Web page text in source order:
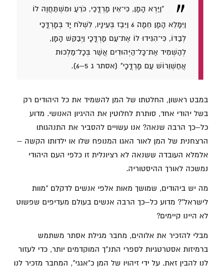
"וַיַּרְא הָמָן, כִּי־אֵין מָרְדֳּכַי, כֹּרֵעַ וּמִשְׁתַּחֲוֶה לוֹ
וַיִּמָּלֵא הָמָן חֵמָה׃ 6 וַיִּבֶז בְּעֵינָיו, לִשְׁלֹח יָד בְּמָרְדֳּכַי
לְבַדּוֹ, כִּי־הִגִּידוּ לוֹ אֶת־עַם מָרְדֳּכָי וַיְבַקֵּשׁ הָמָן,
לְהַשְׁמִיד אֶת־כָּל־הַיְּהוּדִים אֲשֶׁר בְּכָל־מַלְכוּת
אֲחַשְׁוֵרוֹשׁ עַם מָרְדֳּכָי" (אסתר ג 5–6).
במבט ראשון, החלטתו של המן להשמיד את כל היהודים רק
בשל יהודי אחד, סותרת לחלוטין את ההיגיון האנושי. מדוע
כל–כך הרבה שנאה? אנו עשויים להסביר את התנהגותו
הרצחנית של המן לאור האגו המנופח שלו או ילדותו הקשה –
אלמלא העובדה ששנאה לא רציונלית זו כלפי העם היהודי
נמשכה לאורך ההיסטוריה.
מה יש ביהודים, שמושך מאות אלפי אנשים לדקלם "מוות
לישראל"? מדוע כל–כך הרבה אנשים בעולם מעדיפים שפשוט
לא היינו קיימים?
מבלי להזכיר את אלוהים, מחבר מגילת אסתר משתמש
ברמיזות אסטרטגיות לספרי התנ"ך המוקדמים יותר, כדי לעזור
לנו להבין זאת. על ידי זיהויו של המן כ"אגגי", המחבר מזכיר לנו